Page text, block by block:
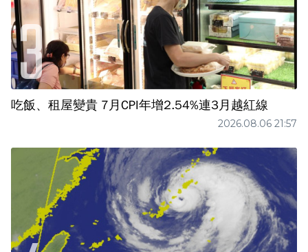
吃飯、租屋變貴 7月CPI年增2.54%連3月越紅線
2026.08.06 21:57